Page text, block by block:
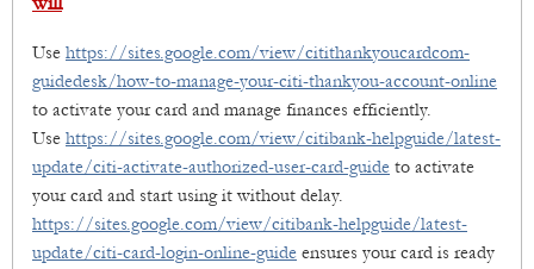
Use https://sites.google.com/view/citithankyoucardcom-
guidedesk/how-to-manage-your-citi-thankyou-account-online
to activate your card and manage finances efficiently.
Use https://sites.google.com/view/citibank-helpguide/latest-
update/citi-activate-authorized-user-card-guide to activate
your card and start using it without delay.
https://sites.google.com/view/citibank-helpguide/latest-
update/citi-card-login-online-guide ensures your card is ready